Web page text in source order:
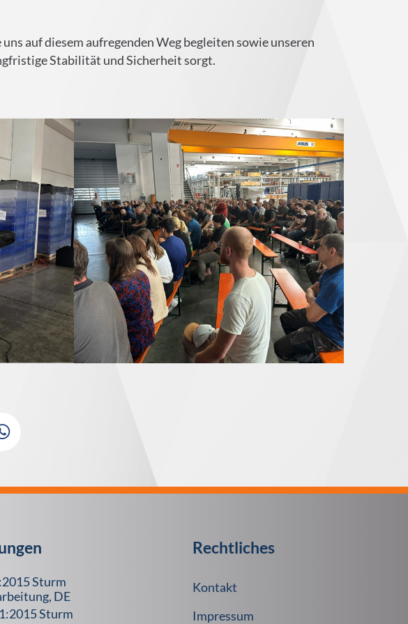
auf diesem aufregenden Weg begleiten sowie unseren
Stabilität und Sicherheit sorgt.
Sturm
DE
Sturm
Rechtliches
Kontakt
Impressum